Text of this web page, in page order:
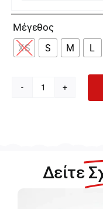
Μέγεθος
XS S M L
Lee
T-
Δείτε